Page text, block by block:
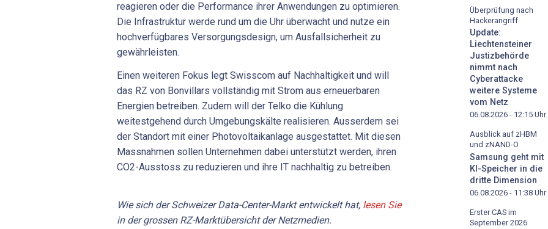
reagieren oder die Performance ihrer Anwendungen zu optimieren.
Die Infrastruktur werde rund um die Uhr überwacht und nutze ein
hochverfügbares Versorgungsdesign, um Ausfallsicherheit zu
gewährleisten.
Einen weiteren Fokus legt Swisscom auf Nachhaltigkeit und will
das RZ von Bonvillars vollständig mit Strom aus erneuerbaren
Energien betreiben. Zudem will der Telko die Kühlung
weitestgehend durch Umgebungskälte realisieren. Ausserdem sei
der Standort mit einer Photovoltaikanlage ausgestattet. Mit diesen
Massnahmen sollen Unternehmen dabei unterstützt werden, ihren
CO2-Ausstoss zu reduzieren und ihre IT nachhaltig zu betreiben.
Wie sich der Schweizer Data-Center-Markt entwickelt hat, lesen Sie
in der grossen RZ-Marktübersicht der Netzmedien.
Überprüfung nach
Hackerangriff
Update:
Liechtensteiner
Justizbehörde
nimmt nach
Cyberattacke
weitere Systeme
vom Netz
06.08.2026 - 12:15 Uhr
Ausblick auf zHBM
und zNAND-O
Samsung geht mit
KI-Speicher in die
dritte Dimension
06.08.2026 - 11:38 Uhr
Erster CAS im
September 2026